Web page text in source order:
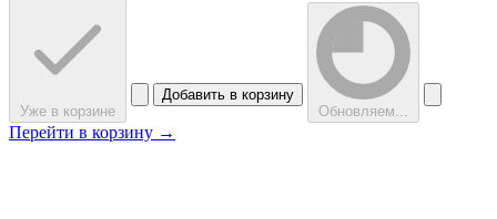
Уже в корзине
Добавить в корзину
Обновляем...
Перейти в корзину →